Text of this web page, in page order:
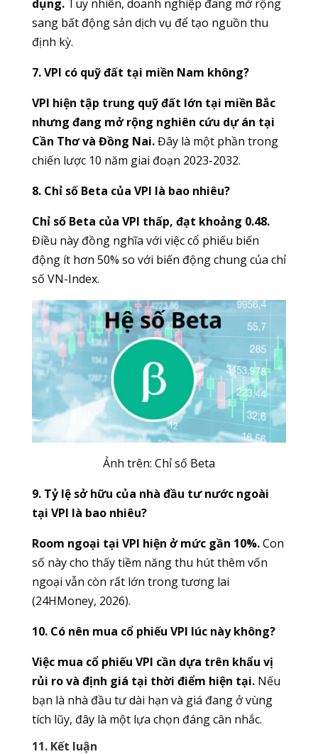
dụng.Tuy nhiên, doanh nghiệp đang mở rộng
sang bất động sản dịch vụ để tạo nguồn thu
định kỳ.
7. VPI có quỹ đất tại miền Nam không?
VPI hiện tập trung quỹ đất lớn tại miền Bắc
nhưng đang mở rộng nghiên cứu dự án tại
Cần Thơ và Đồng Nai.Đây là một phần trong
chiến lược 10 năm giai đoạn 2023-2032.
8. Chỉ số Beta của VPI là bao nhiêu?
Chỉ số Beta của VPI thấp, đạt khoảng 0.48.
Điều này đồng nghĩa với việc cổ phiếu biến
động ít hơn 50% so với biến động chung của chỉ
số VN-Index.
Ảnh trên: Chỉ số Beta
9. Tỷ lệ sở hữu của nhà đầu tư nước ngoài
tại VPI là bao nhiêu?
Room ngoại tại VPI hiện ở mức gần 10%.Con
số này cho thấy tiềm năng thu hút thêm vốn
ngoại vẫn còn rất lớn trong tương lai
(24HMoney, 2026).
10. Có nên mua cổ phiếu VPI lúc này không?
Việc mua cổ phiếu VPI cần dựa trên khẩu vị
rủi ro và định giá tại thời điểm hiện tại.Nếu
bạn là nhà đầu tư dài hạn và giá đang ở vùng
tích lũy, đây là một lựa chọn đáng cân nhắc.
11. Kết luận